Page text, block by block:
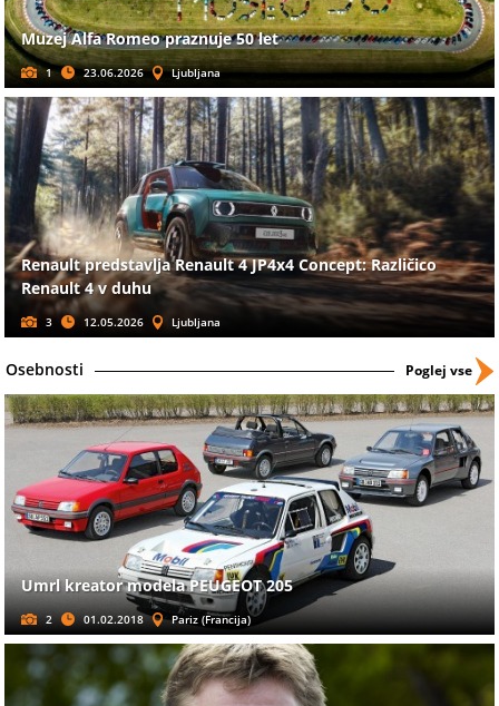
Muzej Alfa Romeo praznuje 50 let
1 23.06.2026 Ljubljana
Renault predstavlja Renault 4 JP4x4 Concept: Različico
Renault 4 v duhu
3 12.05.2026 Ljubljana
Osebnosti Poglej vse
Umrl kreator modela PEUGEOT 205
2 01.02.2018 Pariz (Francija)